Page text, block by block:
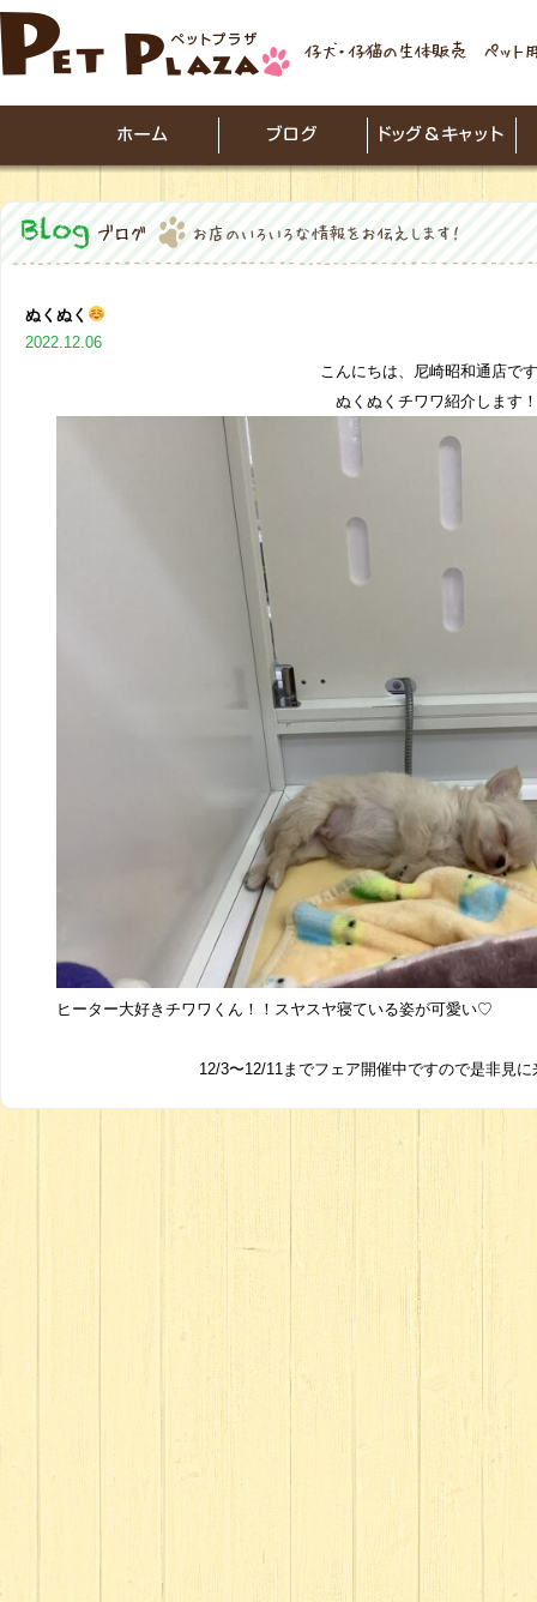
ぬくぬく
2022.12.06
こんにちは、尼崎昭和通店で
ぬくぬくチワワ紹介します
ヒーター大好きチワワくん！！スヤスヤ寝ている姿が可愛い♡
12/3〜12/11までフェア開催中ですので是非見